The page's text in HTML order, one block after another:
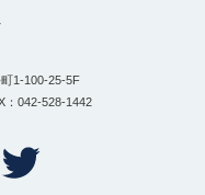
1-100-25-5F
：042-528-1442